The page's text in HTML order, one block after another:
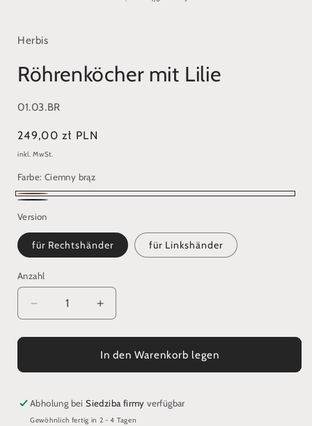
Herbis
Röhrenköcher mit Lilie
SKU:
01.03.BR
Normaler
Preis
249,00 zł PLN
inkl. MwSt.
Farbe: Ciemny brąz
Ciemny
brąz
Version
für Rechtshänder für Linkshänder
Anzahl
Verringere
die
Menge
Lilie
Erhöhe
die
Menge
für
Lilie
In den Warenkorb legen
Abholung beiSiedziba firmy verfügbar
Gewöhnlich fertig in 2 - 4 Tagen